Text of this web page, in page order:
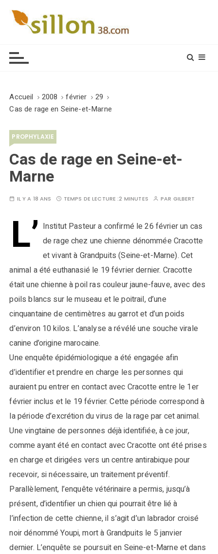
Accueil 2008 février
29
Cas de rage en Seine-et-Marne
PROPHYLAXIE
Cas de rage en Seine-et-
Marne
IL Y A 18 ANS TEMPS DE LECTURE :2 MINUTES PAR GILBERT
L’ Institut Pasteur a confirmé le 26 février un cas
de rage chez une chienne dénommée Cracotte
et vivant à Grandpuits (Seine-et-Marne). Cet
animal a été euthanasié le 19 février dernier. Cracotte
était une chienne à poil ras couleur jaune-fauve, avec des
poils blancs sur le museau et le poitrail, d’une
cinquantaine de centimètres au garrot et d’un poids
d’environ 10 kilos. L’analyse a révélé une souche virale
canine d’origine marocaine.
Une enquête épidémiologique a été engagée afin
d’identifier et prendre en charge les personnes qui
auraient pu entrer en contact avec Cracotte entre le 1er
février inclus et le 19 février. Cette période correspond à
la période d’excrétion du virus de la rage par cet animal.
Une vingtaine de personnes déjà identifiée, à ce jour,
comme ayant été en contact avec Cracotte ont été prises
en charge et dirigées vers un centre antirabique pour
recevoir, si nécessaire, un traitement préventif.
Parallèlement, l’enquête vétérinaire a permis, jusqu’à
présent, d’identifier un chien qui pourrait être lié à
l’infection de cette chienne, il s’agit d’un labrador croisé
noir dénommé Youpi, mort à Grandpuits le 5 janvier
dernier. L’enquête se poursuit en Seine-et-Marne et dans